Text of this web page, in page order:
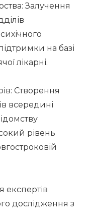
Залучення
на базі
лікарні.
Створення
всередині
рівень
експертів
дослідження з